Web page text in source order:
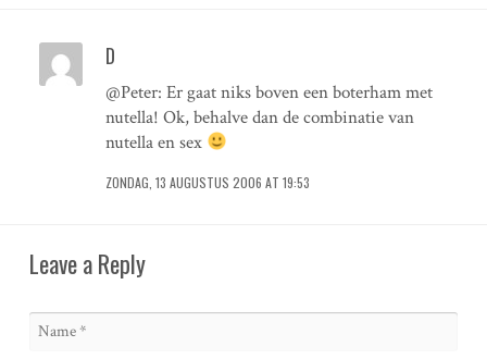
D
@Peter: Er gaat niks boven een boterham met
nutella! Ok, behalve dan de combinatie van
nutella en sex
ZONDAG, 13 AUGUSTUS 2006 AT 19:53
Leave a Reply